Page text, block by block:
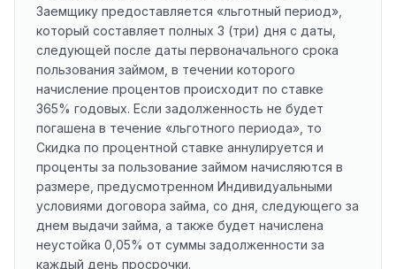
Заемщику предоставляется «льготный период»,
который составляет полных 3 (три) дня с даты,
следующей после даты первоначального срока
пользования займом, в течении которого
начисление процентов происходит по ставке
365% годовых. Если задолженность не будет
погашена в течение «льготного периода», то
Скидка по процентной ставке аннулируется и
проценты за пользование займом начисляются в
размере, предусмотренном Индивидуальными
условиями договора займа, со дня, следующего за
днем выдачи займа, а также будет начислена
неустойка 0,05% от суммы задолженности за
каждый день просрочки.